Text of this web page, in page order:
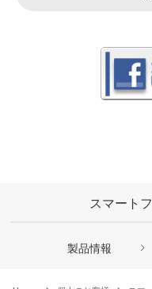
スマート
製品情報